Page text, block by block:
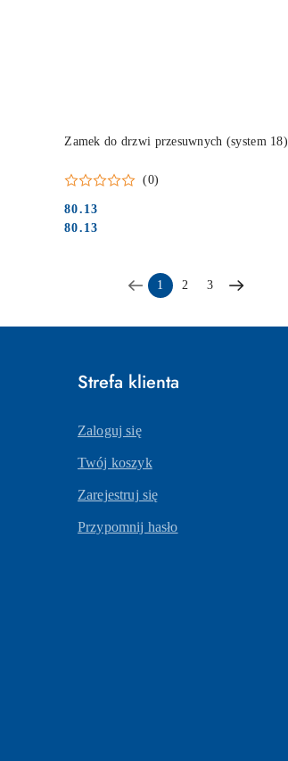
Zamek do drzwi przesuwnych (system 18)
(0)
Cena:
80.13
Cena:
80.13
DO KOSZYKA
1 2 3
Strefa klienta
Zaloguj się
Twój koszyk
Zarejestruj się
Przypomnij hasło